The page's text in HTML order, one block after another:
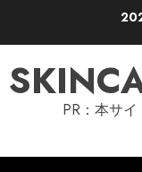
PR：本サ